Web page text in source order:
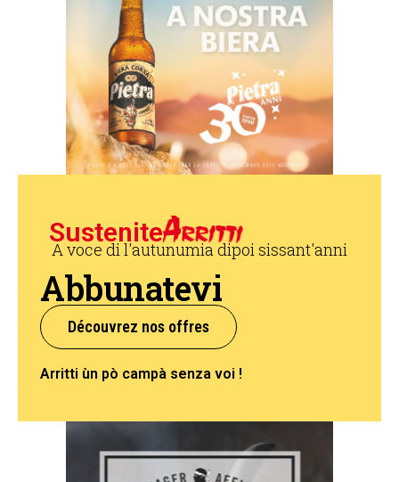
Sustenite
A voce di l'autunumia dipoi sissant'anni
Abbunatevi
Découvrez nos offres
Arritti ùn pò campà senza voi !